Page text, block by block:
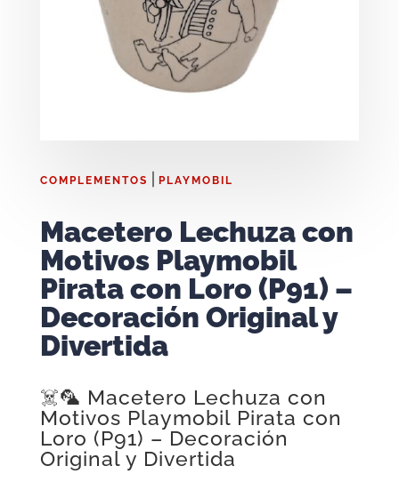
COMPLEMENTOS PLAYMOBIL
Macetero Lechuza con
Motivos Playmobil
Pirata con Loro (P91) –
Decoración Original y
Divertida
☠️🦜 Macetero Lechuza con
Motivos Playmobil Pirata con
Loro (P91) – Decoración
Original y Divertida